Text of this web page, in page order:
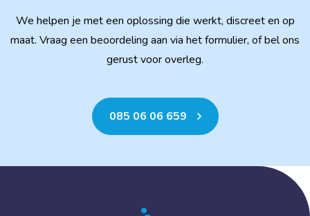
We helpen je met een oplossing die werkt, discreet en op
maat. Vraag een beoordeling aan via het formulier, of bel ons
gerust voor overleg.
085 06 06 659